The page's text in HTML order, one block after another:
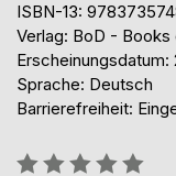
ISBN-13:
Verlag: BoD - Books
Erscheinungsdatum:
Sprache: Deutsch
Barrierefreiheit:
Bewertung::